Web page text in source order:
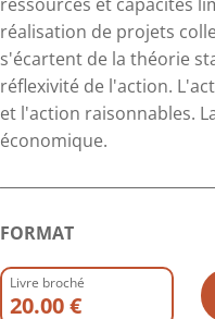
réalisation de projets
s'écartent de la théorie
réflexivité de l'action.
et l'action raisonnables.
économique.
FORMAT
Livre broché
20.00 €